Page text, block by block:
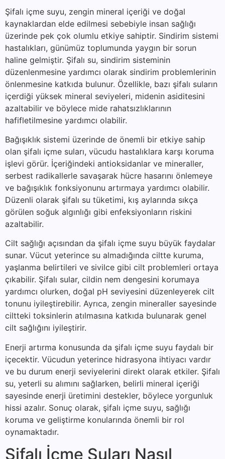
Şifalı içme suyu, zengin mineral içeriği ve doğal
kaynaklardan elde edilmesi sebebiyle insan sağlığı
üzerinde pek çok olumlu etkiye sahiptir. Sindirim sistemi
hastalıkları, günümüz toplumunda yaygın bir sorun
haline gelmiştir. Şifalı su, sindirim sisteminin
düzenlenmesine yardımcı olarak sindirim problemlerinin
önlenmesine katkıda bulunur. Özellikle, bazı şifalı suların
içerdiği yüksek mineral seviyeleri, midenin asiditesini
azaltabilir ve böylece mide rahatsızlıklarının
hafifletilmesine yardımcı olabilir.
Bağışıklık sistemi üzerinde de önemli bir etkiye sahip
olan şifalı içme suları, vücudu hastalıklara karşı koruma
işlevi görür. İçeriğindeki antioksidanlar ve mineraller,
serbest radikallerle savaşarak hücre hasarını önlemeye
ve bağışıklık fonksiyonunu artırmaya yardımcı olabilir.
Düzenli olarak şifalı su tüketimi, kış aylarında sıkça
görülen soğuk algınlığı gibi enfeksiyonların riskini
azaltabilir.
Cilt sağlığı açısından da şifalı içme suyu büyük faydalar
sunar. Vücut yeterince su almadığında ciltte kuruma,
yaşlanma belirtileri ve sivilce gibi cilt problemleri ortaya
çıkabilir. Şifalı sular, cildin nem dengesini korumaya
yardımcı olurken, doğal pH seviyesini düzenleyerek cilt
tonunu iyileştirebilir. Ayrıca, zengin mineraller sayesinde
ciltteki toksinlerin atılmasına katkıda bulunarak genel
cilt sağlığını iyileştirir.
Enerji artırma konusunda da şifalı içme suyu faydalı bir
içecektir. Vücudun yeterince hidrasyona ihtiyacı vardır
ve bu durum enerji seviyelerini direkt olarak etkiler. Şifalı
su, yeterli su alımını sağlarken, belirli mineral içeriği
sayesinde enerji üretimini destekler, böylece yorgunluk
hissi azalır. Sonuç olarak, şifalı içme suyu, sağlığı
koruma ve geliştirme konularında önemli bir rol
oynamaktadır.
Şifalı İçme Suları Nasıl